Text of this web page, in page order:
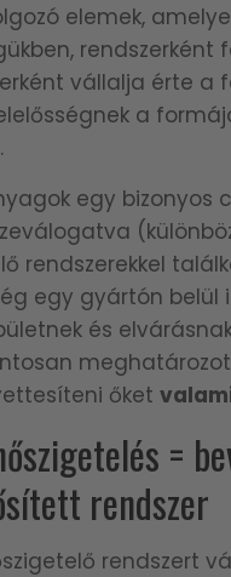
elemek,
rendszerként
vállalja érte a
a
.
egy bizonyos
rendszerekkel
egy gyártón belül
és
őket
=
rendszer
rendszert